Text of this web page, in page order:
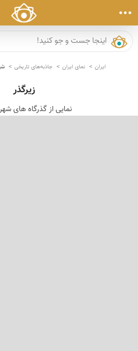
ایران نمای ایران جاذبه‌های تاریخی
زیرگذر
نمایی از گذرگاه های